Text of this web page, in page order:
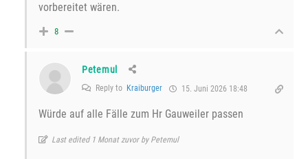
vorbereitet wären.
8
Petemul
Reply to Kraiburger 15. Juni 2026 18:48
Würde auf alle Fälle zum Hr Gauweiler passen
Last edited 1 Monat zuvor by Petemul